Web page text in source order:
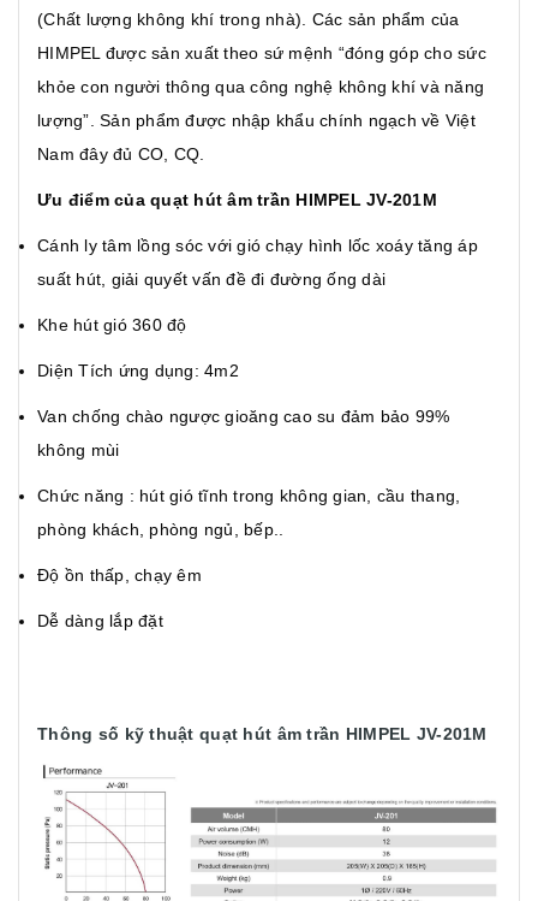
(Chất lượng không khí trong nhà). Các sản phẩm của
HIMPEL được sản xuất theo sứ mệnh “đóng góp cho sức
khỏe con người thông qua công nghệ không khí và năng
lượng”. Sản phẩm được nhập khẩu chính ngạch về Việt
Nam đây đủ CO, CQ.
Ưu điểm của quạt hút âm trần HIMPEL JV-201M
Cánh ly tâm lồng sóc với gió chạy hình lốc xoáy tăng áp
suất hút, giải quyết vấn đề đi đường ống dài
Khe hút gió 360 độ
Diện Tích ứng dụng: 4m2
Van chống chào ngược gioăng cao su đảm bảo 99%
không mùi
Chức năng : hút gió tĩnh trong không gian, cầu thang,
phòng khách, phòng ngủ, bếp..
Độ ồn thấp, chạy êm
Dễ dàng lắp đặt
Thông số kỹ thuật quạt hút âm trần HIMPEL JV-201M